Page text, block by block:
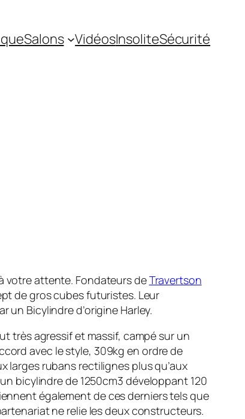
Salons VidéosInsoliteSécurité
votre attente. Fondateurs deTravertson
de gros cubes futuristes. Leur
un Bicylindre d’origine Harley.
très agressif et massif, campé sur un
avec le style, 309kg en ordre de
larges rubans rectilignes plus qu’aux
bicylindre de 1250cm3 développant 120
également de ces derniers tels que
ne relie les deux constructeurs.